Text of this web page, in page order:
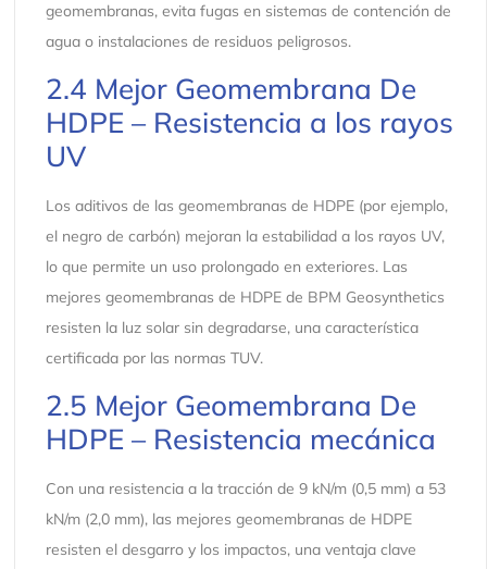
geomembranas, evita fugas en sistemas de contención de
agua o instalaciones de residuos peligrosos.
2.4 Mejor Geomembrana De
HDPE – Resistencia a los rayos
UV
Los aditivos de las geomembranas de HDPE (por ejemplo,
el negro de carbón) mejoran la estabilidad a los rayos UV,
lo que permite un uso prolongado en exteriores. Las
mejores geomembranas de HDPE de BPM Geosynthetics
resisten la luz solar sin degradarse, una característica
certificada por las normas TUV.
2.5 Mejor Geomembrana De
HDPE – Resistencia mecánica
Con una resistencia a la tracción de 9 kN/m (0,5 mm) a 53
kN/m (2,0 mm), las mejores geomembranas de HDPE
resisten el desgarro y los impactos, una ventaja clave